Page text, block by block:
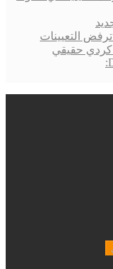
التعيينات
كردي حقيقي